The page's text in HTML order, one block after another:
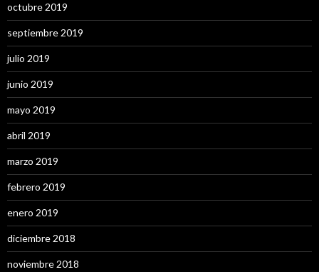
octubre 2019
septiembre 2019
julio 2019
junio 2019
mayo 2019
abril 2019
marzo 2019
febrero 2019
enero 2019
diciembre 2018
noviembre 2018